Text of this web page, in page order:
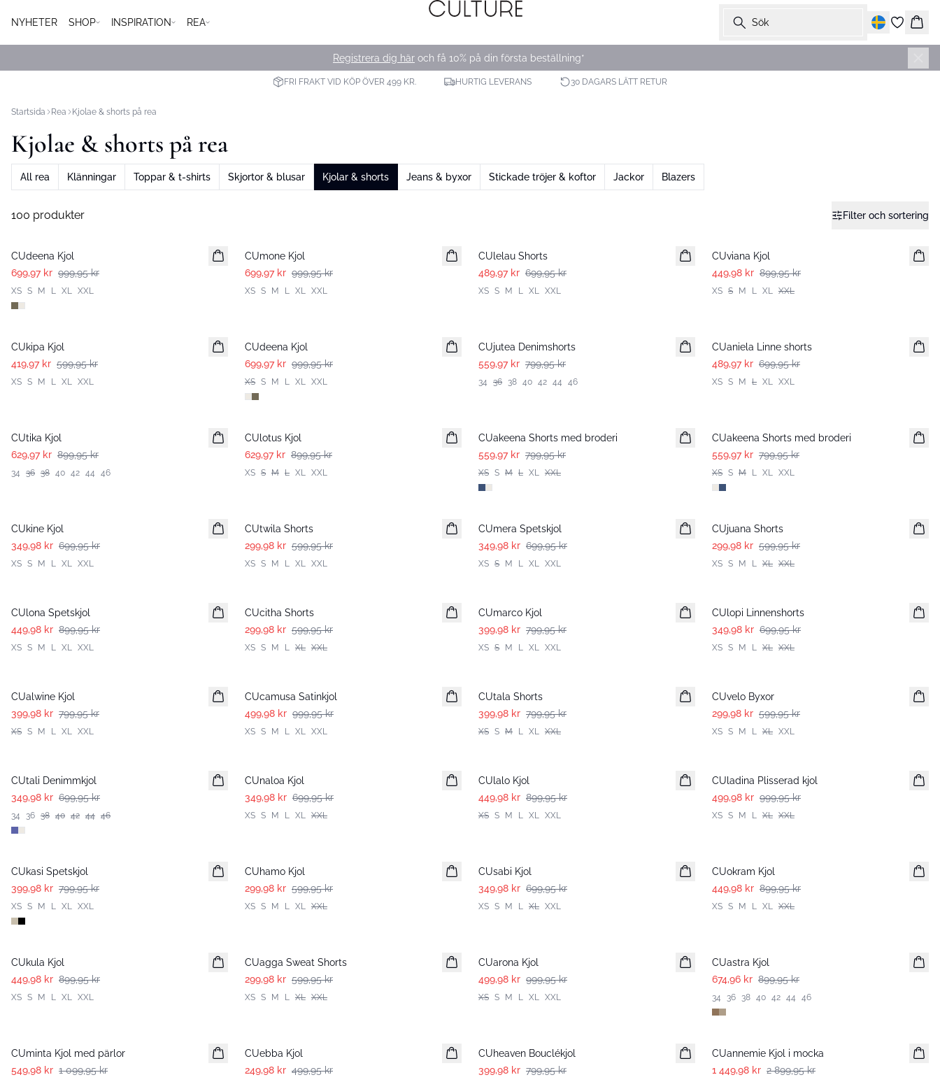
NYHETER SHOP INSPIRATION REA Sök
Korg
Registrera dig här och få 10% på din första beställning*
FRI FRAKT VID KÖP ÖVER 499 KR. HURTIG LEVERANS 30 DAGARS LÄTT RETUR
Startsida Rea Kjolae & shorts på rea
Kjolae & shorts på rea
All rea Klänningar Toppar & t-shirts Skjortor & blusar Kjolar & shorts Jeans & byxor Stickade tröjer & koftor Jackor Blazers
100 produkter Filter och sortering
CUdeena Kjol
699,97 kr 999,95 kr
XS S M L XL XXL
CUmone Kjol
699,97 kr 999,95 kr
XS S M L XL XXL
CUlelau Shorts
489,97 kr 699,95 kr
XS S M L XL XXL
CUviana Kjol
449,98 kr 899,95 kr
XS S M L XL XXL
CUkipa Kjol
419,97 kr 599,95 kr
XS S M L XL XXL
CUdeena Kjol
699,97 kr 999,95 kr
XS S M L XL XXL
CUjutea Denimshorts
559,97 kr 799,95 kr
34 36 38 40 42 44 46
CUaniela Linne shorts
489,97 kr 699,95 kr
XS S M L XL XXL
CUtika Kjol
629,97 kr 899,95 kr
34 36 38 40 42 44 46
CUlotus Kjol
629,97 kr 899,95 kr
XS S M L XL XXL
CUakeena Shorts med broderi
559,97 kr 799,95 kr
XS S M L XL XXL
CUakeena Shorts med broderi
559,97 kr 799,95 kr
XS S M L XL XXL
CUkine Kjol
349,98 kr 699,95 kr
XS S M L XL XXL
CUtwila Shorts
299,98 kr 599,95 kr
XS S M L XL XXL
CUmera Spetskjol
349,98 kr 699,95 kr
XS S M L XL XXL
CUjuana Shorts
299,98 kr 599,95 kr
XS S M L XL XXL
CUlona Spetskjol
449,98 kr 899,95 kr
XS S M L XL XXL
CUcitha Shorts
299,98 kr 599,95 kr
XS S M L XL XXL
CUmarco Kjol
399,98 kr 799,95 kr
XS S M L XL XXL
CUlopi Linnenshorts
349,98 kr 699,95 kr
XS S M L XL XXL
CUalwine Kjol
399,98 kr 799,95 kr
XS S M L XL XXL
CUcamusa Satinkjol
499,98 kr 999,95 kr
XS S M L XL XXL
CUtala Shorts
399,98 kr 799,95 kr
XS S M L XL XXL
CUvelo Byxor
299,98 kr 599,95 kr
XS S M L XL XXL
CUtali Denimmkjol
349,98 kr 699,95 kr
34 36 38 40 42 44 46
CUnaloa Kjol
349,98 kr 699,95 kr
XS S M L XL XXL
CUlalo Kjol
449,98 kr 899,95 kr
XS S M L XL XXL
CUladina Plisserad kjol
499,98 kr 999,95 kr
XS S M L XL XXL
CUkasi Spetskjol
399,98 kr 799,95 kr
XS S M L XL XXL
CUhamo Kjol
299,98 kr 599,95 kr
XS S M L XL XXL
CUsabi Kjol
349,98 kr 699,95 kr
XS S M L XL XXL
CUokram Kjol
449,98 kr 899,95 kr
XS S M L XL XXL
CUkula Kjol
449,98 kr 899,95 kr
XS S M L XL XXL
CUagga Sweat Shorts
299,98 kr 599,95 kr
XS S M L XL XXL
CUarona Kjol
499,98 kr 999,95 kr
XS S M L XL XXL
CUastra Kjol
674,96 kr 899,95 kr
34 36 38 40 42 44 46
CUminta Kjol med pärlor
549,98 kr 1 099,95 kr
CUebba Kjol
249,98 kr 499,95 kr
CUheaven Bouclékjol
399,98 kr 799,95 kr
CUannemie Kjol i mocka
1 449,98 kr 2 899,95 kr